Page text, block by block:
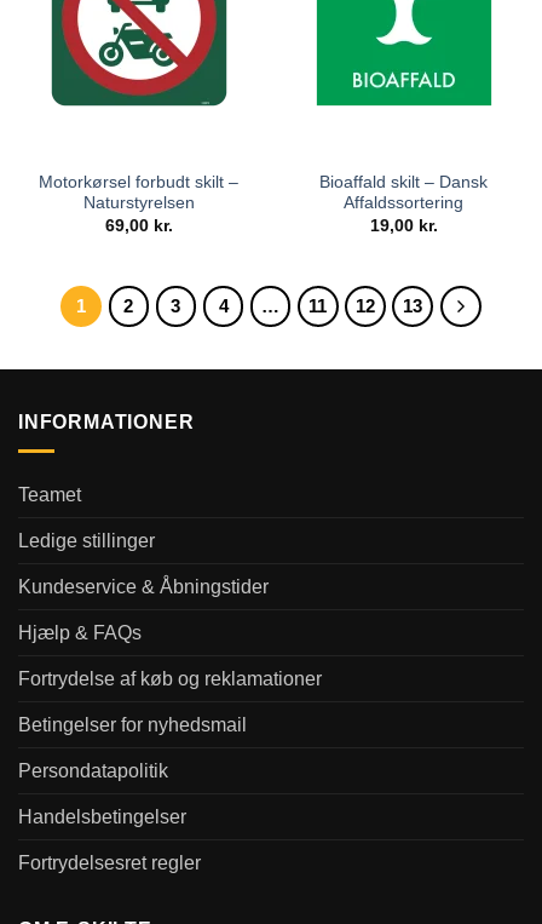
Motorkørsel forbudt skilt –
Naturstyrelsen
69,00 kr.
Bioaffald skilt – Dansk
Affaldssortering
19,00 kr.
1 2 3 4 … 11 12 13
INFORMATIONER
Teamet
Ledige stillinger
Kundeservice & Åbningstider
Hjælp & FAQs
Fortrydelse af køb og reklamationer
Betingelser for nyhedsmail
Persondatapolitik
Handelsbetingelser
Fortrydelsesret regler